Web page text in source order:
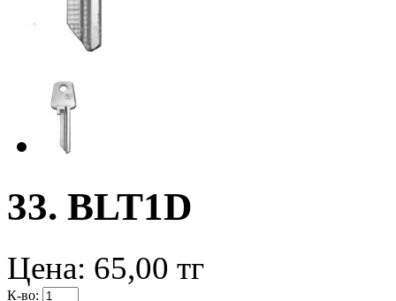
33. BLT1D
Цена: 65,00 тг
К-во: